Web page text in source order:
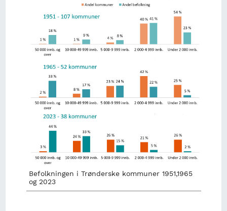
Befolkningen i Trønderske kommuner 1951,1965
og 2023